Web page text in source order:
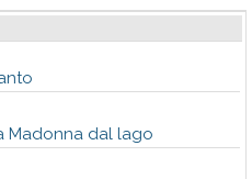
Madonna dal lago